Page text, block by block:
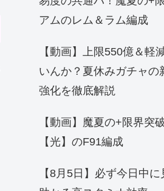
アムのレム＆ラム編成
【動画】上限550億＆軽
いんか？夏休みガチャの
強化を徹底解説
【動画】魔夏の+限界突
【光】のF91編成
【8月5日】必ず今日中